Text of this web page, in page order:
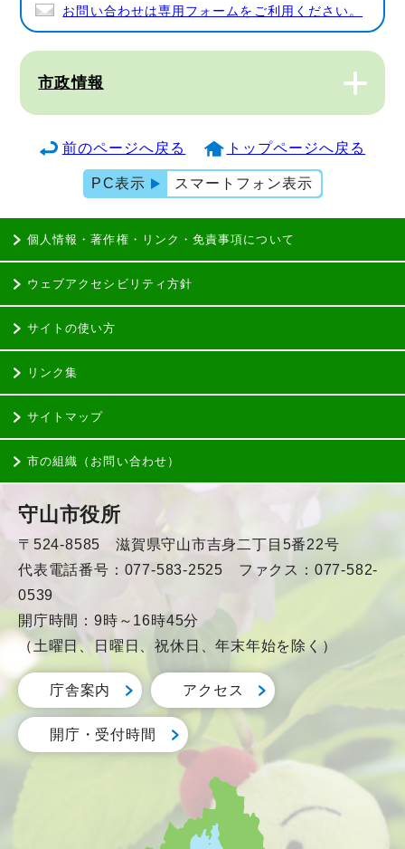
お問い合わせは専用フォームをご利用ください。
市政情報
前のページへ戻る トップページへ戻る
PC表示 スマートフォン表示
個人情報・著作権・リンク・免責事項について
ウェブアクセシビリティ方針
サイトの使い方
リンク集
サイトマップ
市の組織（お問い合わせ）
守山市役所
〒524-8585 滋賀県守山市吉身二丁目5番22号
代表電話番号：077-583-2525 ファクス：077-582-
0539
開庁時間：9時～16時45分
（土曜日、日曜日、祝休日、年末年始を除く）
庁舎案内 アクセス
開庁・受付時間